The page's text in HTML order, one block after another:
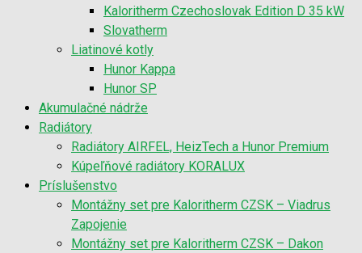
Kaloritherm Czechoslovak Edition D 35 kW
Slovatherm
Liatinové kotly
Hunor Kappa
Hunor SP
Akumulačné nádrže
Radiátory
Radiátory AIRFEL, HeizTech a Hunor Premium
Kúpeľňové radiátory KORALUX
Príslušenstvo
Montážny set pre Kaloritherm CZSK – Viadrus
Zapojenie
Montážny set pre Kaloritherm CZSK – Dakon